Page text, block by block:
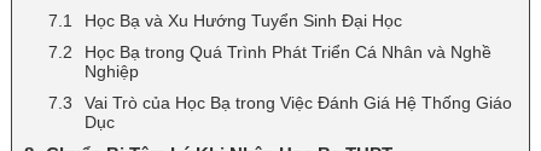
Học Bạ và Xu Hướng Tuyển Sinh Đại Học
Học Bạ trong Quá Trình Phát Triển Cá Nhân và Nghề
Nghiệp
Vai Trò của Học Bạ trong Việc Đánh Giá Hệ Thống Giáo
Dục